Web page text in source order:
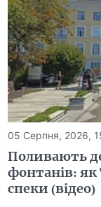
05 Серпня, 2026,
Поливають
фонтанів: як
спеки (відео)